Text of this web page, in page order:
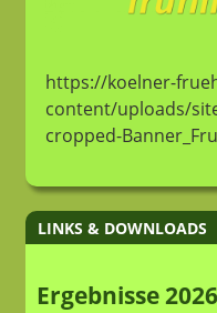
https://koelner-
content/uploads/
cropped-
LINKS & DOWNLOADS
Ergebnisse 2026